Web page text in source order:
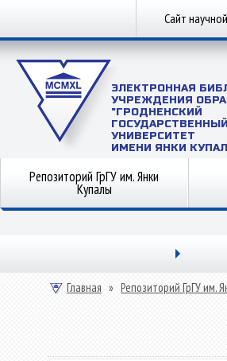
Сайт
ЭЛЕКТРОННАЯ
УЧРЕЖДЕНИЯ
"ГРОДНЕНСКИЙ
ГОСУДАРСТВЕННЫЙ
УНИВЕРСИТЕТ
ИМЕНИ ЯНКИ
Репозиторий ГрГУ им. Янки
Купалы
Главная » Репозиторий ГрГУ им.